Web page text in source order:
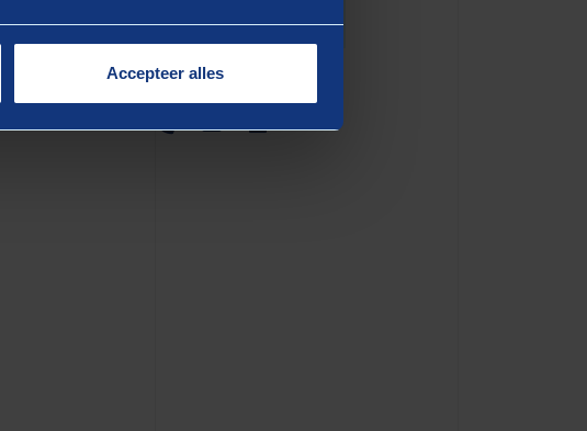
Accepteer alles
Jochem Poelman